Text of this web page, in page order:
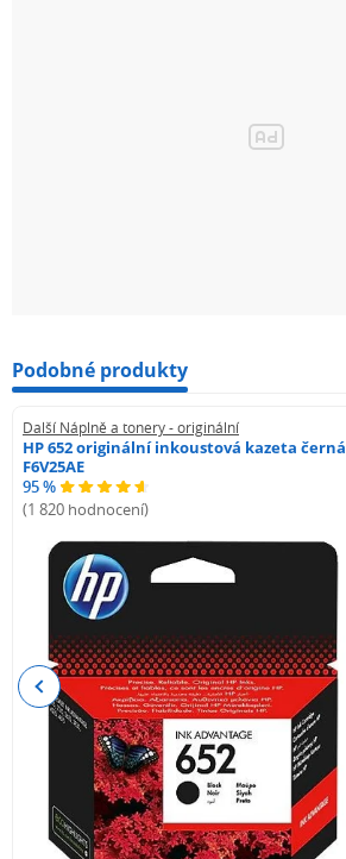
Podobné produkty
Další Náplně a tonery - originální
HP 652 originální inkoustová kazeta černá
F6V25AE
95 %
(1 820 hodnocení)
Previous